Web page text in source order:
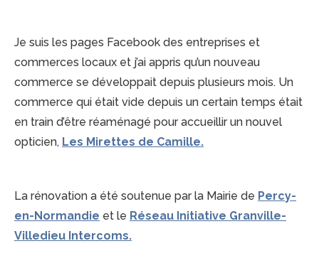
Je suis les pages Facebook des entreprises et
commerces locaux et j’ai appris qu’un nouveau
commerce se développait depuis plusieurs mois. Un
commerce qui était vide depuis un certain temps était
en train d’être réaménagé pour accueillir un nouvel
opticien, Les Mirettes de Camille.
La rénovation a été soutenue par la Mairie de Percy-
en-Normandie et le Réseau Initiative Granville-
Villedieu Intercoms.